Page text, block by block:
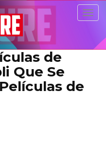
de
Que Se
de